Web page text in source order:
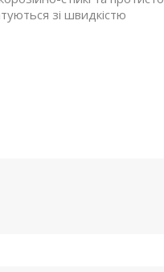
зі швидкістю